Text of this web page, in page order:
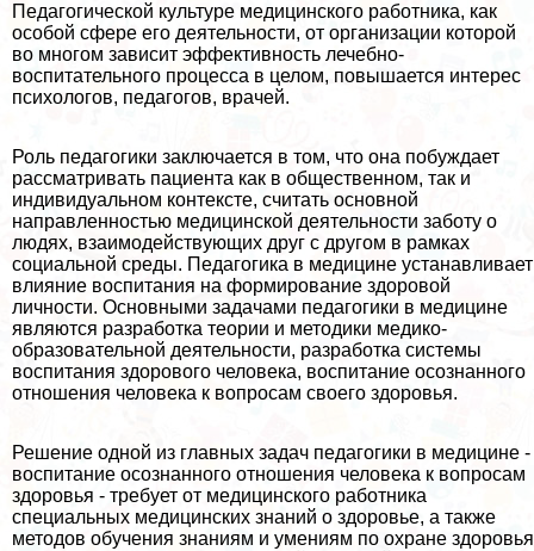
Педагогической культуре медицинского работника, как
особой сфере его деятельности, от организации которой
во многом зависит эффективность лечебно-
воспитательного процесса в целом, повышается интерес
психологов, педагогов, врачей.
Роль педагогики заключается в том, что она побуждает
рассматривать пациента как в обще­ственном, так и
индивидуальном контексте, считать основной
направленностью медицинской деятельности заботу о
людях, взаимодействующих друг с другом в рамках
социальной среды. Педагогика в медицине устанавливает
влияние воспитания на формирование здоровой
личности. Основными задачами педагогики в медицине
являются разработка теории и мето­дики медико-
образовательной деятельности, разработ­ка системы
воспитания здорового человека, воспита­ние осознанного
отношения человека к вопросам свое­го здоровья.
Решение одной из главных задач педагогики в медицине -
воспитание осознанного отноше­ния человека к вопросам
здоровья - требует от медицинского работника
специальных медицинских знаний о здоровье, а также
методов обучения знаниям и умениям по охране здоровья